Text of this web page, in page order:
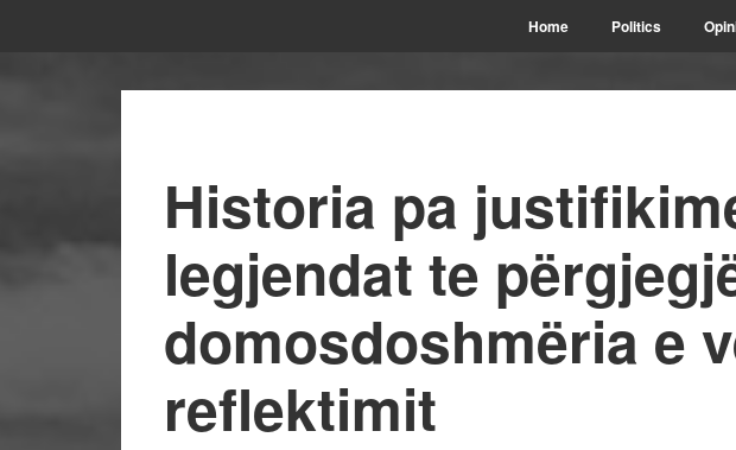
Home Politics
Historia pa
legjendat te
domosdoshmëria e
reflektimit